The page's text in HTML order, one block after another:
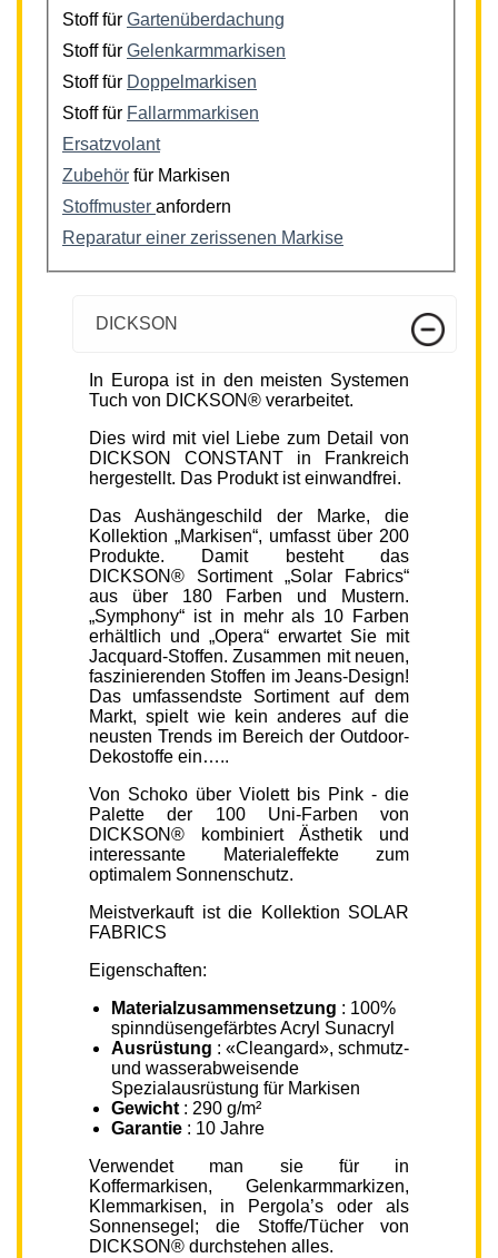
Stoff für Gartenüberdachung
Stoff für Gelenkarmmarkisen
Stoff für Doppelmarkisen
Stoff für Fallarmmarkisen
Ersatzvolant
Zubehör für Markisen
Stoffmuster anfordern
Reparatur einer zerissenen Markise
DICKSON
In Europa ist in den meisten Systemen
Tuch von DICKSON® verarbeitet.
Dies wird mit viel Liebe zum Detail von
DICKSON CONSTANT in Frankreich
hergestellt. Das Produkt ist einwandfrei.
Das Aushängeschild der Marke, die
Kollektion „Markisen“, umfasst über 200
Produkte. Damit besteht das
DICKSON® Sortiment „Solar Fabrics“
aus über 180 Farben und Mustern.
„Symphony“ ist in mehr als 10 Farben
erhältlich und „Opera“ erwartet Sie mit
Jacquard-Stoffen. Zusammen mit neuen,
faszinierenden Stoffen im Jeans-Design!
Das umfassendste Sortiment auf dem
Markt, spielt wie kein anderes auf die
neusten Trends im Bereich der Outdoor-
Dekostoffe ein…..
Von Schoko über Violett bis Pink - die
Palette der 100 Uni-Farben von
DICKSON® kombiniert Ästhetik und
interessante Materialeffekte zum
optimalem Sonnenschutz.
Meistverkauft ist die Kollektion SOLAR
FABRICS
Eigenschaften:
Materialzusammensetzung : 100%
spinndüsengefärbtes Acryl Sunacryl
Ausrüstung : «Cleangard», schmutz-
und wasserabweisende
Spezialausrüstung für Markisen
Gewicht : 290 g/m²
Garantie : 10 Jahre
Verwendet man sie für in
Koffermarkisen, Gelenkarmmarkizen,
Klemmarkisen, in Pergola’s oder als
Sonnensegel; die Stoffe/Tücher von
DICKSON® durchstehen alles.